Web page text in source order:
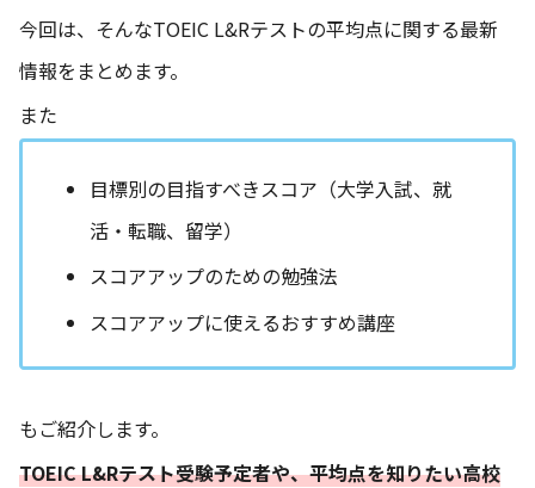
今回は、そんなTOEIC L&Rテストの平均点に関する最新
情報をまとめます。
また
目標別の目指すべきスコア（大学入試、就
活・転職、留学）
スコアアップのための勉強法
スコアアップに使えるおすすめ講座
もご紹介します。
TOEIC L&Rテスト受験予定者や、平均点を知りたい高校